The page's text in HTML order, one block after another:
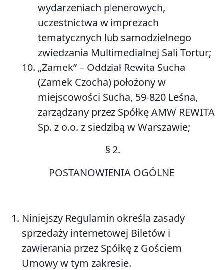
wydarzeniach plenerowych,
uczestnictwa w imprezach
tematycznych lub samodzielnego
zwiedzania Multimedialnej Sali Tortur;
„Zamek”– Oddział Rewita Sucha
(Zamek Czocha) położony w
miejscowości Sucha, 59-820 Leśna,
zarządzany przez Spółkę AMW REWITA
Sp. z o.o. z siedzibą w Warszawie;
§ 2.
POSTANOWIENIA OGÓLNE
Niniejszy Regulamin określa zasady
sprzedaży internetowej Biletów i
zawierania przez Spółkę z Gościem
Umowy w tym zakresie.